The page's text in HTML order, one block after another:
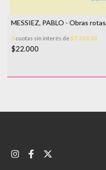
MESSIEZ, PABLO - Obras rotas
3cuotas sin interés de$7.333,33
$22.000